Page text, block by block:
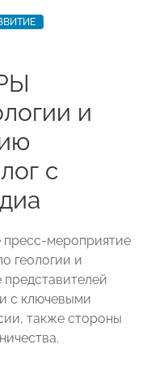
и
с
пресс-мероприятие
геологии и
с ключевыми
также стороны